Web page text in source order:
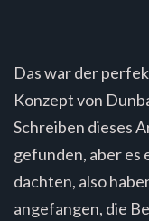
Das war der
Konzept von
Schreiben dieses
gefunden, aber es
dachten, also
angefangen, die